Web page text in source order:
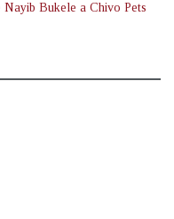
Nayib Bukele a Chivo Pets